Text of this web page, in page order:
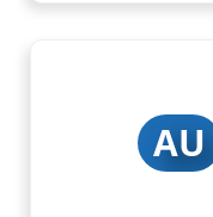
AU